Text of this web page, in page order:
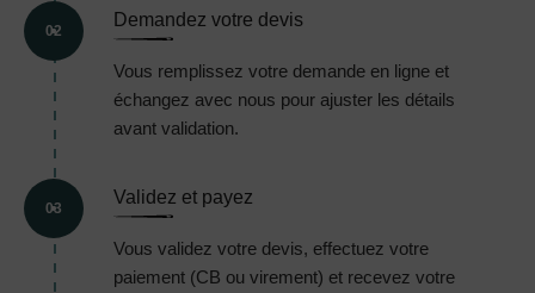
02
Demandez votre devis
Vous remplissez votre demande en ligne et
échangez avec nous pour ajuster les détails
avant validation.
03
Validez et payez
Vous validez votre devis, effectuez votre
paiement (CB ou virement) et recevez votre